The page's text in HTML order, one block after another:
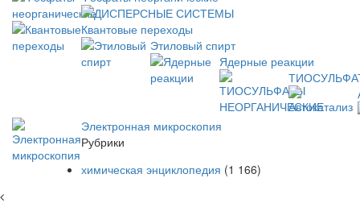
ДИСПЕРСНЫЕ СИСТЕМЫ
Квантовые переходы
Этиловый спирт
Ядерные реакции
Электронная микроскопия
Рубрики
химическая энциклопедия (1 166)